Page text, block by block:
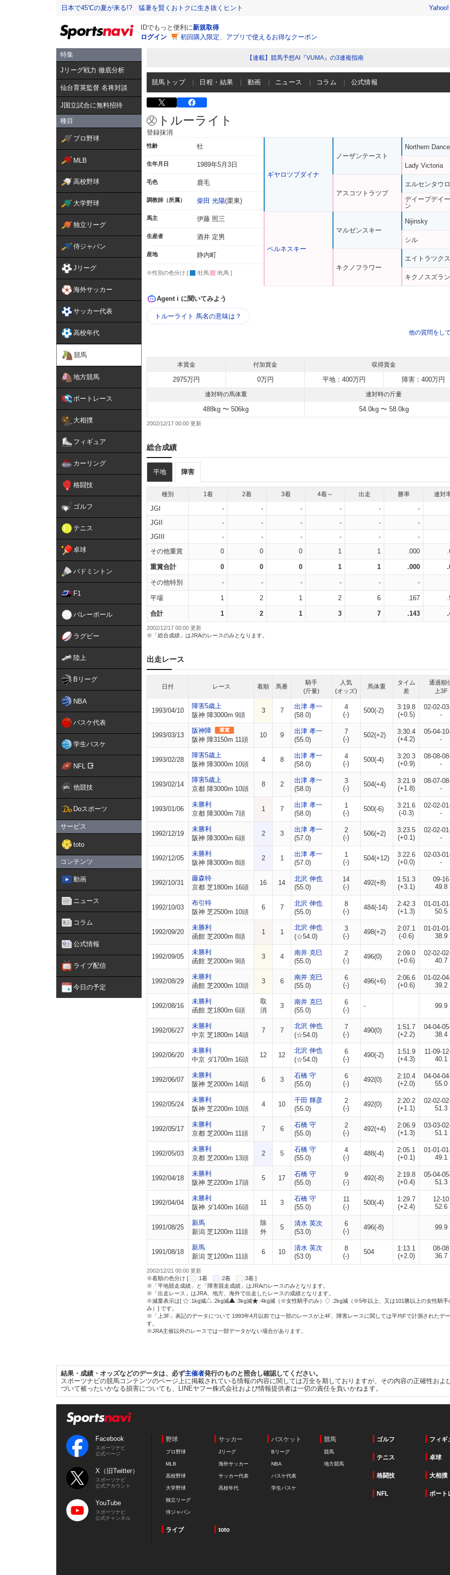
日本で45℃の夏が来る!? 猛暑を賢くおトクに生き抜くヒント
IDでもっと便利に新規取得
ログイン
初回購入限定、アプリで使えるお得なクーポン
特集
Jリーグ戦力 徹底分析
仙台育英監督 名将対談
J国立試合に無料招待
種目
プロ野球
MLB
高校野球
大学野球
独立リーグ
侍ジャパン
Jリーグ
海外サッカー
サッカー代表
高校年代
競馬
地方競馬
ボートレース
大相撲
フィギュア
カーリング
格闘技
ゴルフ
テニス
卓球
バドミントン
F1
バレーボール
ラグビー
陸上
Bリーグ
NBA
バスケ代表
学生バスケ
NFL
他競技
Doスポーツ
サービス
toto
コンテンツ
動画
ニュース
コラム
公式情報
ライブ配信
今日の予定
【連載】競馬予想AI『VUMA』の3連複指南
競馬トップ 日程・結果 動画 ニュース コラム 公式情報
トルーライト
登録抹消
性齢 牡
生年月日 1989年5月3日
毛色 鹿毛
調教師（所属） 柴田 光陽(栗東)
馬主 伊藤 照三
生産者 酒井 定男
産地 静内町
※性別の色分け [ :牡馬 :牝馬 ]
ギヤロツプダイナ
ベルネスキー
ノーザンテースト
アスコツトラツプ
マルゼンスキー
キクノフラワー
Northern
Lady Victoria
エルセンタウロ
デイープデイー
ン
Nijinsky
シル
エイトラツクス
キクノスズラン
Agent i に聞いてみよう
トルーライト 馬名の意味は？
他の質問をし
本賞金 付加賞金 収得賞金
2975万円 0万円 平地：400万円 障害：400万円
連対時の馬体重 連対時の斤量
488kg 〜 506kg 54.0kg 〜 58.0kg
2002/12/17 00:00
総合成績
平地 障害
種別 1着 2着 3着 4着～ 出走 勝率 連対
JGI - - - - -
-
JGII
- - - - -
-
JGIII
- - - - -
-
その他重賞
0 0 0 1 1 .000
重賞合計 0 0 0 1 1 .000
その他特別 - - - - - -
平場 1 2 1 2 6 .167
合計 1 2 1 3 7 .143
2002/12/17 00:00 更新
※「総合成績」はJRAのレースのみとなります。
出走レース
日付 レース 着順 馬番
騎手
(斤量)
人気
(オッズ)
馬体重
タイム
差
通過順
上3F
1993/04/10
障害5歳上
阪神 障3000m 9頭
3 7
出津 孝一
(58.0)
4
(-)
500(-2)
3:19.8
(+0.5)
02-02-
-
1993/03/13
阪神障 重賞
阪神 障3150m 11頭
10 9
出津 孝一
(55.0)
7
(-)
502(+2)
3:30.4
(+4.2)
05-04-
-
1993/02/28
障害5歳上
阪神 障3000m 10頭
4 8
出津 孝一
(58.0)
4
(-)
500(-4)
3:20.3
(+0.9)
08-08-
-
1993/02/14
障害5歳上
京都 障3000m 10頭
8 2
出津 孝一
(58.0)
3
(-)
504(+4)
3:21.9
(+1.8)
08-07-
-
1993/01/06
未勝利
京都 障3000m 7頭
1 7
出津 孝一
(58.0)
1
(-)
500(-6)
3:21.6
(-0.3)
02-02-
-
1992/12/19
未勝利
阪神 障3000m 6頭
2 3
出津 孝一
(57.0)
2
(-)
506(+2)
3:23.5
(+0.1)
02-02-
-
1992/12/05
未勝利
阪神 障3000m 8頭
2 1
出津 孝一
(57.0)
1
(-)
504(+12)
3:22.6
(+0.0)
02-03-
-
1992/10/31
藤森特
京都 芝1800m 16頭
16 14
北沢 伸也
(55.0)
14
(-)
492(+8)
1:51.3
(+3.1)
09-16
49.8
1992/10/03
布引特
阪神 芝2500m 10頭
6 7
北沢 伸也
(55.0)
8
(-)
484(-14)
2:42.3
(+1.3)
01-01-
50.5
1992/09/20
未勝利
函館 芝2000m 8頭
1 1
北沢 伸也
(☆54.0)
3
(-)
498(+2)
2:07.1
(-0.6)
01-01-
38.9
1992/09/05
未勝利
函館 芝2000m 9頭
3 4
南井 克巳
(55.0)
2
(-)
496(0)
2:09.0
(+0.6)
02-02-
40.7
1992/08/29
未勝利
函館 芝2000m 10頭
3 6
南井 克巳
(55.0)
6
(-)
496(+6)
2:06.6
(+0.6)
01-02-
39.2
1992/08/16
未勝利
函館 芝1800m 6頭
取
消
3
南井 克巳
(55.0)
6
(-)
- 99.9
1992/06/27
未勝利
中京 芝1800m 14頭
7 7
北沢 伸也
(☆54.0)
7
(-)
490(0)
1:51.7
(+2.2)
04-04-
38.4
1992/06/20
未勝利
中京 ダ1700m 16頭
12 12
北沢 伸也
(☆54.0)
6
(-)
490(-2)
1:51.9
(+4.3)
11-09-
40.1
1992/06/07
未勝利
阪神 芝2000m 14頭
6 3
石橋 守
(55.0)
6
(-)
492(0)
2:10.4
(+2.0)
04-04-
55.0
1992/05/24
未勝利
阪神 芝2200m 10頭
4 10
千田 輝彦
(55.0)
2
(-)
492(0)
2:20.2
(+1.1)
02-02-
51.3
1992/05/17
未勝利
京都 芝2000m 11頭
7 6
石橋 守
(55.0)
2
(-)
492(+4)
2:06.9
(+1.3)
03-03-
51.1
1992/05/03
未勝利
京都 芝2000m 13頭
2 5
石橋 守
(55.0)
4
(-)
488(-4)
2:05.1
(+0.1)
01-01-
49.1
1992/04/18
未勝利
阪神 芝2200m 17頭
5 17
石橋 守
(55.0)
9
(-)
492(-8)
2:19.8
(+0.4)
05-04-
51.3
1992/04/04
未勝利
阪神 ダ1400m 16頭
11 3
石橋 守
(55.0)
11
(-)
500(-4)
1:29.7
(+2.4)
12-10
52.6
1991/08/25
新馬
新潟 芝1200m 11頭
除
外
5
清水 英次
(53.0)
6
(-)
496(-8) 99.9
1991/08/18
新馬
新潟 芝1200m 11頭
6 10
清水 英次
(53.0)
8
(-)
504
1:13.1
(+2.0)
08-08
36.7
2002/12/21 00:00 更新
※着順の色分け [
:1着 :2着
:3着 ]
※「平地競走成績」と「障害競走成績」はJRAのレースのみとなります。
※「出走レース」はJRA、地方、海外で出走したレースの成績となります。
※減量表示は[
:1kg減 :2kg減 :3kg減 :4kg減（※女性騎手のみ）
:2kg減（※5年以上、又は101勝以上の女性騎手
み）] です。
※「上3F」表記のデータについて 1993年4月以前では一部のレースが上4F、障害レースに関しては平均Fで計測されたデ
す。
※JRA主催以外のレースでは一部データがない場合があります。
結果・成績・オッズなどのデータは、必ず主催者発行のものと照合し確認してください。
スポーツナビの競馬コンテンツのページ上に掲載されている情報の内容に関しては万全を期しておりますが、その内容の正確性お
づいて被ったいかなる損害についても、LINEヤフー株式会社および情報提供者は一切の責任を負いかねます。
Facebook
スポーツナビ
公式ページ
X（旧Twitter）
スポーツナビ
公式アカウント
YouTube
スポーツナビ
公式チャンネル
野球
プロ野球
MLB
高校野球
大学野球
独立リーグ
侍ジャパン
サッカー
Jリーグ
海外サッカー
サッカー代表
高校年代
バスケット
Bリーグ
NBA
バスケ代表
学生バスケ
競馬
競馬
地方競馬
ゴルフ フィギ
テニス 卓球
格闘技 大相撲
NFL ボート
ライブ toto